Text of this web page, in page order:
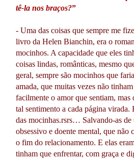
tê-la nos braços?”
- Uma das coisas que sempre me
livro da Helen Bianchin, era o
mocinhos. A capacidade que eles
coisas lindas, românticas, mesmo
geral, sempre são mocinhos que
amada, que muitas vezes não
facilmente o amor que sentiam, mas
tal sentimento a cada página virada.
das mocinhas.rsrs… Salvando-as de
obsessivo e doente mental, que não
o fim do relacionamento. E elas
tinham que enfrentar, com graça e